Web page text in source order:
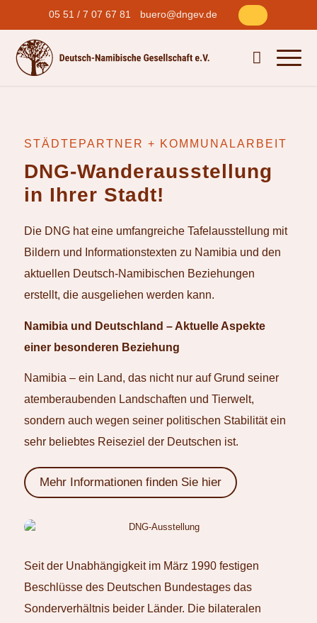
05 51 / 7 07 67 81 buero@dngev.de
STÄDTEPARTNER + KOMMUNALARBEIT
DNG-Wanderausstellung
in Ihrer Stadt!
Die DNG hat eine umfangreiche Tafelausstellung mit
Bildern und Informationstexten zu Namibia und den
aktuellen Deutsch-Namibischen Beziehungen
erstellt, die ausgeliehen werden kann.
Namibia und Deutschland – Aktuelle Aspekte
einer besonderen Beziehung
Namibia – ein Land, das nicht nur auf Grund seiner
atemberaubenden Landschaften und Tierwelt,
sondern auch wegen seiner politischen Stabilität ein
sehr beliebtes Reiseziel der Deutschen ist.
Mehr Informationen finden Sie hier
Seit der Unabhängigkeit im März 1990 festigen
Beschlüsse des Deutschen Bundestages das
Sonderverhältnis beider Länder. Die bilateralen